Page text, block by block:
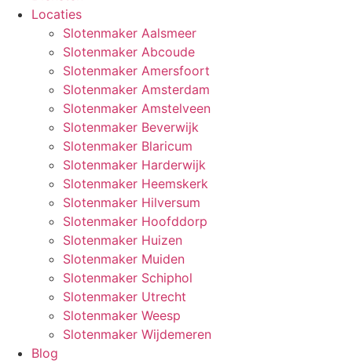
Locaties
Slotenmaker Aalsmeer
Slotenmaker Abcoude
Slotenmaker Amersfoort
Slotenmaker Amsterdam
Slotenmaker Amstelveen
Slotenmaker Beverwijk
Slotenmaker Blaricum
Slotenmaker Harderwijk
Slotenmaker Heemskerk
Slotenmaker Hilversum
Slotenmaker Hoofddorp
Slotenmaker Huizen
Slotenmaker Muiden
Slotenmaker Schiphol
Slotenmaker Utrecht
Slotenmaker Weesp
Slotenmaker Wijdemeren
Blog